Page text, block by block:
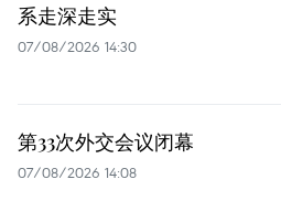
系走深走实
07/08/2026 14:30
第33次外交会议闭幕
07/08/2026 14:08